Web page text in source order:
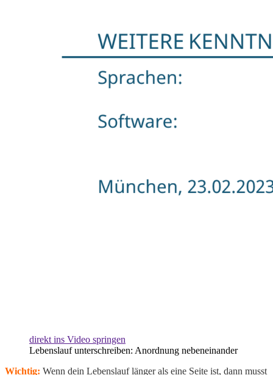
direkt ins Video springen
Lebenslauf unterschreiben: Anordnung nebeneinander
Wichtig: Wenn dein Lebenslauf länger als eine Seite ist, dann musst